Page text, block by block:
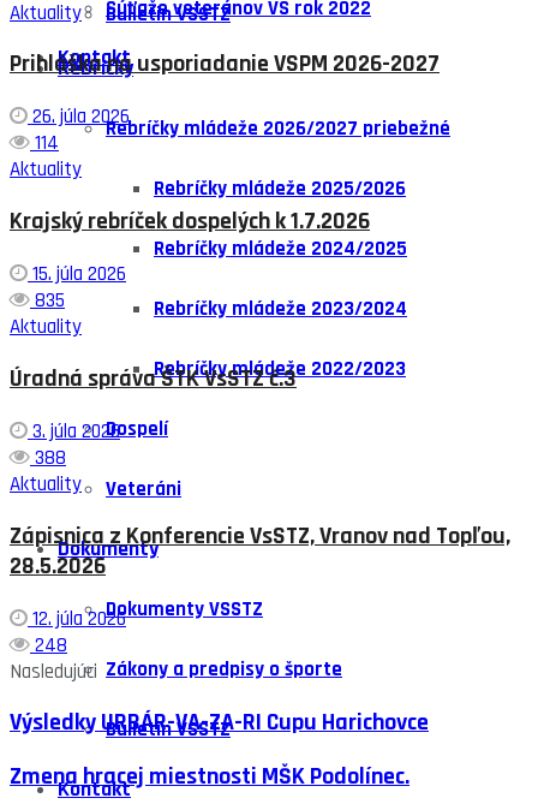
Bulletin VSSTZ
Kontakt
Súťaže veteránov VS rok 2022
Rebríčky
Rebríčky mládeže 2026/2027 priebežné
Rebríčky mládeže 2025/2026
Rebríčky mládeže 2024/2025
Rebríčky mládeže 2023/2024
Rebríčky mládeže 2022/2023
Dospelí
Veteráni
Dokumenty
Dokumenty VSSTZ
Zákony a predpisy o športe
Bulletin VSSTZ
Kontakt
Aktuality
Prihláška na usporiadanie VSPM 2026-2027
26. júla 2026
114
Aktuality
Krajský rebríček dospelých k 1.7.2026
15. júla 2026
835
Aktuality
Úradná správa ŠTK VsSTZ č.3
3. júla 2026
388
Aktuality
Zápisnica z Konferencie VsSTZ, Vranov nad Topľou,
28.5.2026
12. júla 2026
248
Nasledujúci
Výsledky URBÁR-VA-ZA-RI Cupu Harichovce
Zmena hracej miestnosti MŠK Podolínec.